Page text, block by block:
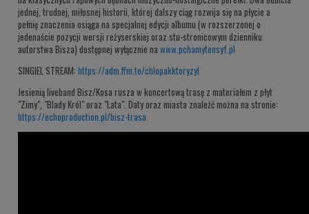
jednej, trudnej, miłosnej historii, której dalszy ciąg rozwija się na płycie a
pełnię znaczenia osiąga na specjalnej edycji albumu (w rozszerzonej o
jedenaście pozycji wersji reżyserskiej oraz stu-stronicowym dzienniku
autorstwa Bisza) dostępnej wyłącznie na www.pchamytensyf.pl
SINGIEL STREAM: https://adm.ffm.to/chlopakktoryzyl
Jesienią liveband Bisz/Kosa rusza w koncertową trasę z materiałem z płyt
"Zimy", "Blady Król" oraz "Lata". Daty oraz miasta znaleźć można na stronie:
https://echoproduction.pl/bisz-trasa